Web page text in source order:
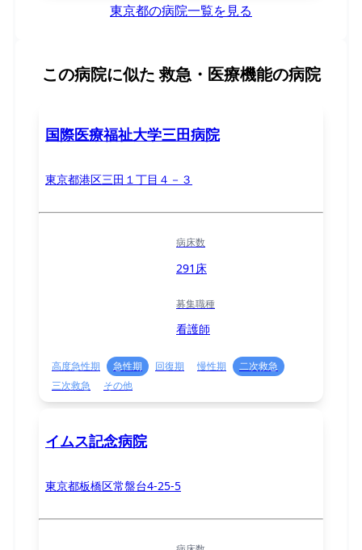
東京都の病院一覧を見る
この病院に似た 救急・医療機能の病院
国際医療福祉大学三田病院
東京都港区三田１丁目４－３
病床数
291床
募集職種
看護師
高度急性期 急性期 回復期 慢性期
二次救急
三次救急
その他
イムス記念病院
東京都板橋区常盤台4-25-5